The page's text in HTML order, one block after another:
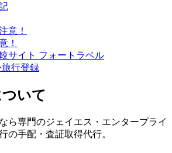
！
サイト フォートラベル
行登録
いて
ら専門のジェイエス・エンタープライ
の手配・査証取得代行。